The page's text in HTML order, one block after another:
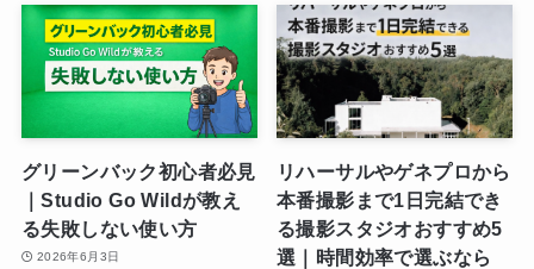
グリーンバック初心者必見
｜Studio Go Wildが教え
る失敗しない使い方
2026年6月3日
リハーサルやゲネプロから
本番撮影まで1日完結でき
る撮影スタジオおすすめ5
選｜時間効率で選ぶなら